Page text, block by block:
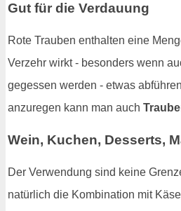
Gut für die Verdauung
Rote Trauben enthalten eine
Verzehr wirkt - besonders wenn
gegessen werden - etwas
anzuregen kann man auch
Wein, Kuchen, Desserts,
Der Verwendung sind keine
natürlich die Kombination mit